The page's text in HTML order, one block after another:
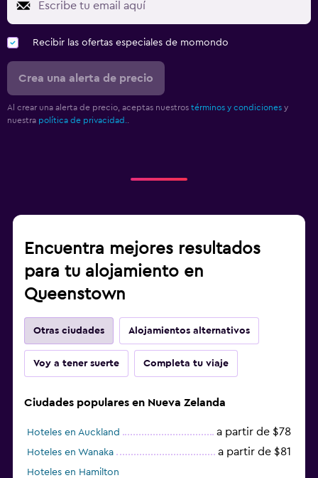
Recibir las ofertas especiales de momondo
Crea una alerta de precio
Al crear una alerta de precio, aceptas nuestros términos y condiciones y
nuestra política de privacidad.
Encuentra mejores resultados
para tu alojamiento en
Queenstown
Otras ciudades Alojamientos alternativos
Voy a tener suerte Completa tu viaje
Ciudades populares en Nueva Zelanda
Hoteles en Auckland a partir de $78
Hoteles en Wanaka a partir de $81
Hoteles en Hamilton